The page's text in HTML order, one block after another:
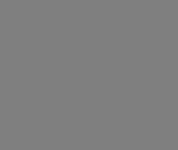
Presiden Prabowo